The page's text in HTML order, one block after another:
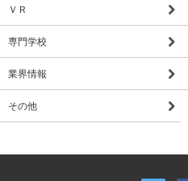
ＶＲ
専門学校
業界情報
その他